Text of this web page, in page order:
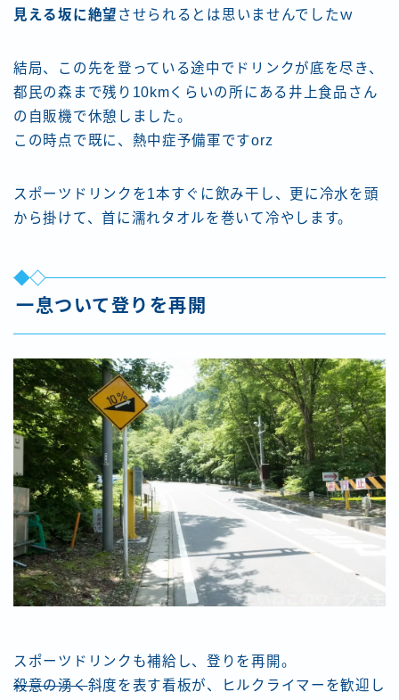
見える坂に絶望 させられるとは思いませんでしたｗ
結局、この先を登っている途中でドリンクが底を尽き、
都民の森まで残り10kmくらいの所にある井上食品さん
の自販機で休憩しました。
この時点で既に、熱中症予備軍ですorz
スポーツドリンクを1本すぐに飲み干し、更に冷水を頭
から掛けて、首に濡れタオルを巻いて冷やします。
一息ついて登りを再開
スポーツドリンクも補給し、登りを再開。
殺意の湧く斜度を表す看板が、ヒルクライマーを歓迎し